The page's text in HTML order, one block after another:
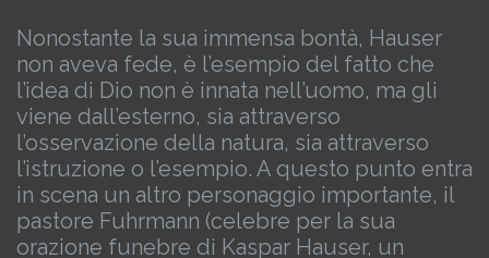
Nonostante la sua immensa bontà, Hauser
non aveva fede, è l’esempio del fatto che
l’idea di Dio non è innata nell’uomo, ma gli
viene dall’esterno, sia attraverso
l’osservazione della natura, sia attraverso
l’istruzione o l’esempio. A questo punto entra
in scena un altro personaggio importante, il
pastore Fuhrmann (celebre per la sua
orazione funebre di Kaspar Hauser, un